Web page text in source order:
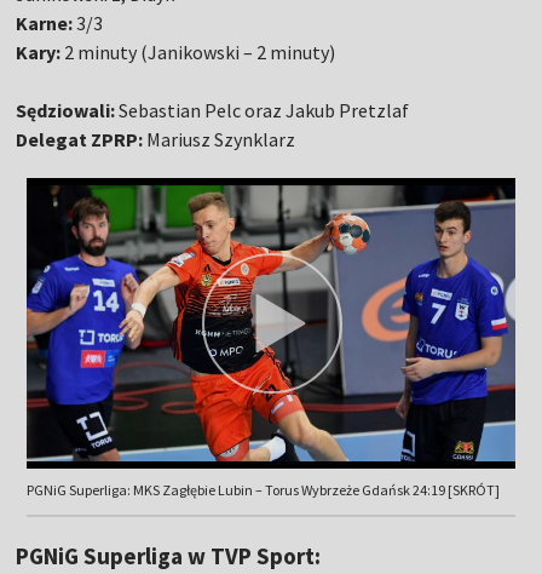
Karne:3/3
Kary: 2 minuty (Janikowski – 2 minuty)
Sędziowali:Sebastian Pelc oraz Jakub Pretzlaf
Delegat ZPRP: Mariusz Szynklarz
PGNiG Superliga: MKS Zagłębie Lubin – Torus Wybrzeże Gdańsk 24:19 [SKRÓT]
PGNiG Superliga w TVP Sport: